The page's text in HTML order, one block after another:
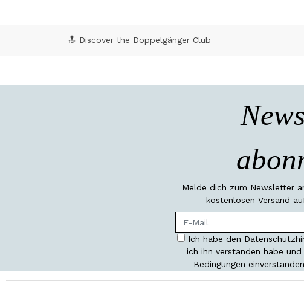
🔝 Discover the Doppelgänger Club
Melde dich zum Newsletter
kostenlosen Versand
Ich habe den
ich ihn verstanden habe
Bedingungen